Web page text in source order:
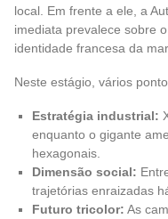
local. Em frente a ele, a
imediata prevalece sobre
identidade francesa da
Neste estágio, vários
Estratégia industrial:
enquanto o gigante
hexagonais.
Dimensão social:
trajetórias enraizadas
Futuro tricolor: As